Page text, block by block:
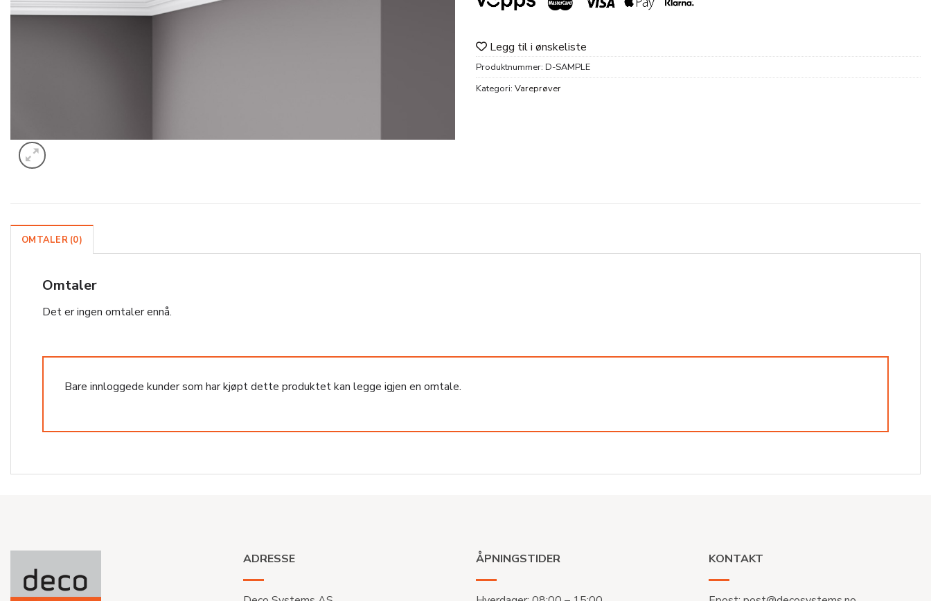
Legg til i ønskeliste
Produktnummer: D-SAMPLE
Kategori: Vareprøver
OMTALER (0)
Omtaler
Det er ingen omtaler ennå.
Bare innloggede kunder som har kjøpt dette produktet kan legge igjen en omtale.
ADRESSE ÅPNINGSTIDER KONTAKT